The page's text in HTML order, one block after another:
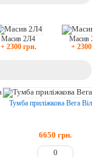
Масив 2Л4
+ 2300 грн.
Масив
+ 2300
Тумба приліжкова Вега Вільха
6650 грн.